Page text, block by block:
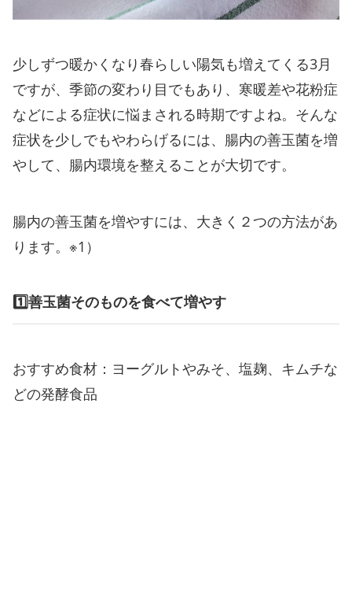
少しずつ暖かくなり春らしい陽気も増えてくる3月
ですが、季節の変わり目でもあり、寒暖差や花粉症
などによる症状に悩まされる時期ですよね。そんな
症状を少しでもやわらげるには、腸内の善玉菌を増
やして、腸内環境を整えることが大切です。
腸内の善玉菌を増やすには、大きく２つの方法があ
ります。※1）
1️⃣善玉菌そのものを食べて増やす
おすすめ食材：ヨーグルトやみそ、塩麹、キムチな
どの発酵食品